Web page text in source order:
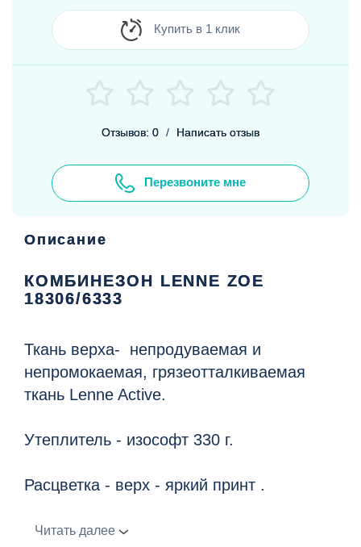
Купить в 1 клик
Отзывов: 0 / Написать отзыв
Перезвоните мне
Описание
КОМБИНЕЗОН LENNE ZOE
18306/6333
Ткань верха- непродуваемая и
непромокаемая, грязеотталкиваемая
ткань Lenne Active.
Утеплитель - изософт 330 г.
Расцветка - верх - яркий принт .
Капюшон с искусственной опушкой ,
Читать далее